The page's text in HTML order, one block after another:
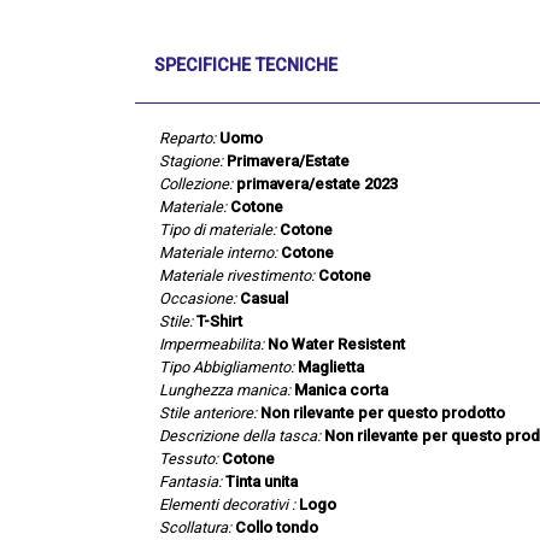
SPECIFICHE TECNICHE
Reparto: Uomo
Stagione: Primavera/Estate
Collezione: primavera/estate 2023
Materiale: Cotone
Tipo di materiale: Cotone
Materiale interno: Cotone
Materiale rivestimento: Cotone
Occasione: Casual
Stile: T-Shirt
Impermeabilita: No Water Resistent
Tipo Abbigliamento: Maglietta
Lunghezza manica: Manica corta
Stile anteriore: Non rilevante per questo prodotto
Descrizione della tasca: Non rilevante per questo
Tessuto: Cotone
Fantasia: Tinta unita
Elementi decorativi : Logo
Scollatura: Collo tondo